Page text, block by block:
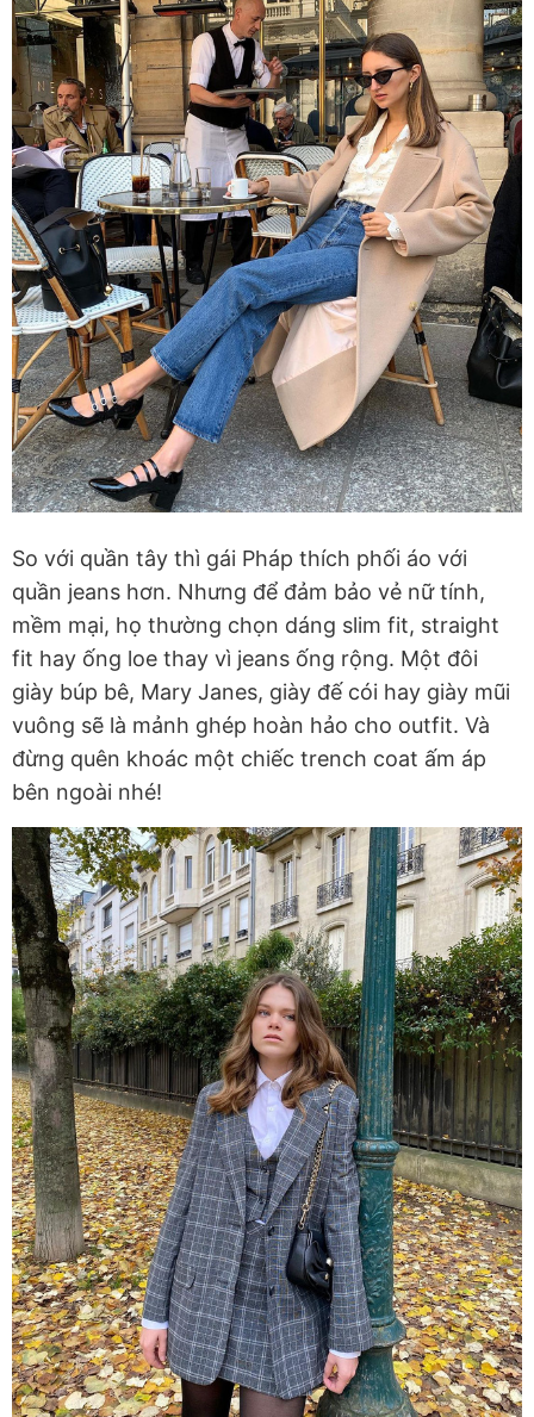
So với quần tây thì gái Pháp thích phối áo với
quần jeans hơn. Nhưng để đảm bảo vẻ nữ tính,
mềm mại, họ thường chọn dáng slim fit, straight
fit hay ống loe thay vì jeans ống rộng. Một đôi
giày búp bê, Mary Janes, giày đế cói hay giày mũi
vuông sẽ là mảnh ghép hoàn hảo cho outfit. Và
đừng quên khoác một chiếc trench coat ấm áp
bên ngoài nhé!